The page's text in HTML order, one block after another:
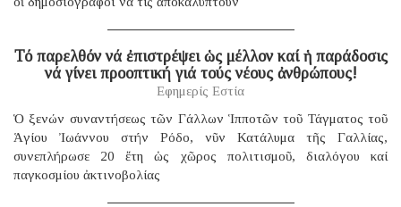
Τό παρελθόν νά ἐπιστρέψει ὡς μέλλον καί ἡ παράδοσις
νά γίνει προοπτική γιά τούς νέους ἀνθρώπους!
Εφημερίς Εστία
Ὁ ξενών συναντήσεως τῶν Γάλλων Ἱπποτῶν τοῦ Τάγματος τοῦ
Ἁγίου Ἰωάννου στήν Ρόδο, νῦν Κατάλυμα τῆς Γαλλίας,
συνεπλήρωσε 20 ἔτη ὡς χῶρος πολιτισμοῦ, διαλόγου καί
παγκοσμίου ἀκτινοβολίας